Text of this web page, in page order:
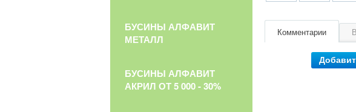
Комментарии
БУСИНЫ АЛФАВИТ
МЕТАЛЛ
БУСИНЫ АЛФАВИТ
АКРИЛ ОТ 5 000 - 30%